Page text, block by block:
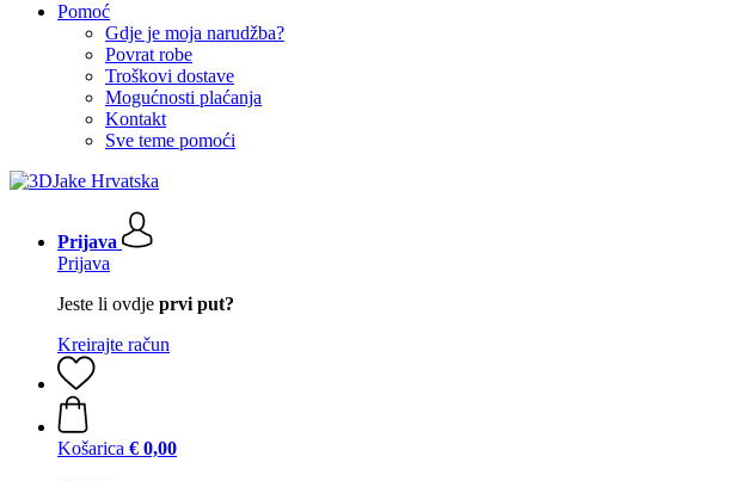
Pomoć
Gdje je moja narudžba?
Povrat robe
Troškovi dostave
Mogućnosti plaćanja
Kontakt
Sve teme pomoći
Prijava
Prijava
Jeste li ovdje prvi put?
Kreirajte račun
Košarica € 0,00